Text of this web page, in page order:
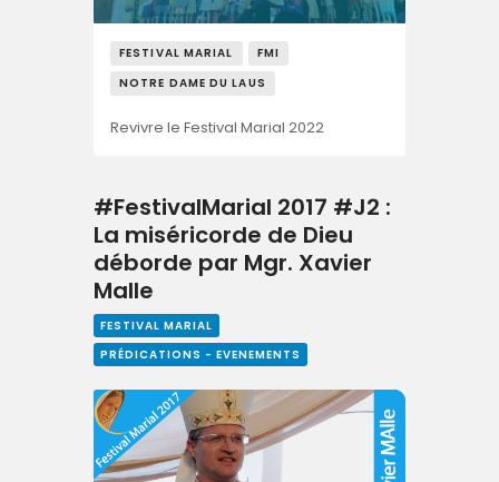
FESTIVAL MARIAL
FMI
NOTRE DAME DU LAUS
Revivre le Festival Marial 2022
#FestivalMarial 2017 #J2 :
La miséricorde de Dieu
déborde par Mgr. Xavier
Malle
FESTIVAL MARIAL
PRÉDICATIONS - EVENEMENTS